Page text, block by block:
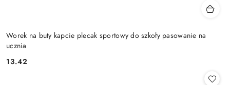
Worek na buty kapcie plecak sportowy do szkoły pasowanie na
ucznia
Cena:
13.42